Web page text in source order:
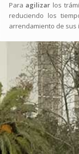
Para agilizar los
reduciendo los
arrendamiento de sus